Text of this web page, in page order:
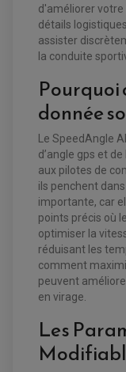
d'améliorer
détails
assister
la conduite
Pourquoi
donnée
Le SpeedAngle
d’angle gps et
aux pilotes de
ils penchent
importante, car
points précis où
optimiser la
réduisant les
comment
peuvent
en virage.
Les